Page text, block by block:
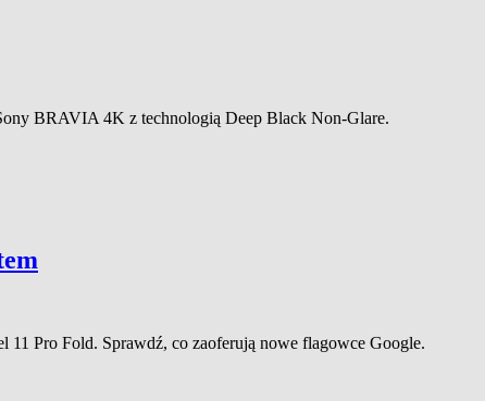
BRAVIA 4K z technologią Deep Black Non-Glare.
Pro Fold. Sprawdź, co zaoferują nowe flagowce Google.